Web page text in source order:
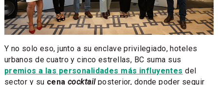
Y no solo eso, junto a su enclave privilegiado, hoteles
urbanos de cuatro y cinco estrellas, BC suma sus
premios a las personalidades más influyentes del
sector y su cenacocktailposterior, donde poder seguir